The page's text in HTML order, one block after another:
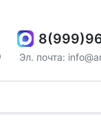
Эл. почта: